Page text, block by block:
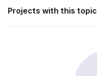
Projects with this topic